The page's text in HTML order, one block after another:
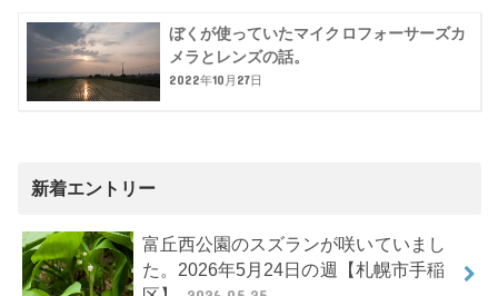
ぼくが使っていたマイクロフォーサーズカ
メラとレンズの話。
2022年10月27日
新着エントリー
富丘西公園のスズランが咲いていまし
た。2026年5月24日の週【札幌市手稲